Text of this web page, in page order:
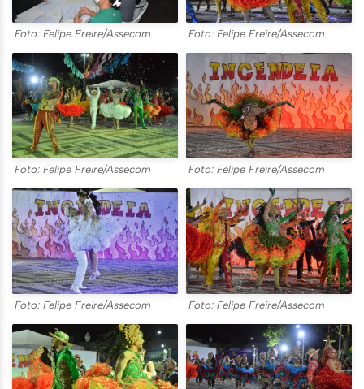
Foto: Felipe Freire/Assecom Foto: Felipe Freire/Assecom
Foto: Felipe Freire/Assecom Foto: Felipe Freire/Assecom
Foto: Felipe Freire/Assecom Foto: Felipe Freire/Assecom